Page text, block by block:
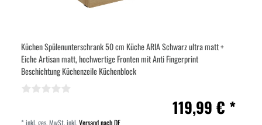
Küchen Spülenunterschrank 50 cm Küche ARIA Schwarz ultra matt +
Eiche Artisan matt, hochwertige Fronten mit Anti Fingerprint
Beschichtung Küchenzeile Küchenblock
119,99 € *
*inkl. ges. MwSt.inkl.Versand nach DE